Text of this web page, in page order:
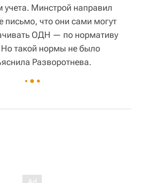
Минстрой направил
письмо, что они сами могут
ОДН — по нормативу
Но такой нормы не было
Разворотнева.